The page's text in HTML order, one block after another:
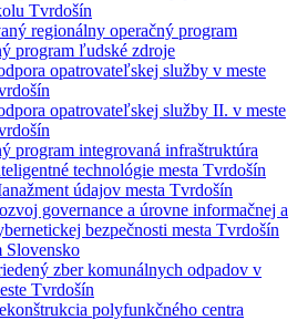
Tvrdošín
regionálny operačný program
program ľudské zdroje
opatrovateľskej služby v meste
opatrovateľskej služby II. v meste
program integrovaná infraštruktúra
technológie mesta Tvrdošín
údajov mesta Tvrdošín
governance a úrovne informačnej a
bezpečnosti mesta Tvrdošín
Slovensko
zber komunálnych odpadov v
Tvrdošín
polyfunkčného centra